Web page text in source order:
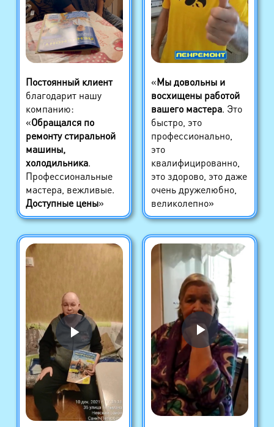
Постоянный клиент
благодарит нашу
компанию:
«Обращался по
ремонту стиральной
машины,
холодильника.
Профессиональные
мастера, вежливые.
Доступные цены»
«Мы довольны и
восхищены работой
вашего мастера. Это
быстро, это
профессионально,
это
квалифицированно,
это здорово, это даже
очень дружелюбно,
великолепно»